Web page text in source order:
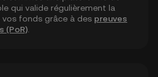
qui valide régulièrement la
vos fonds grâce à des preuves
(PoR)